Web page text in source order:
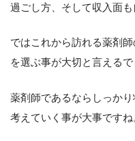
過ごし方、そして収入面も
ではこれから訪れる薬剤
を選ぶ事が大切と言えるで
薬剤師であるならしっか
考えていく事が大事ですね